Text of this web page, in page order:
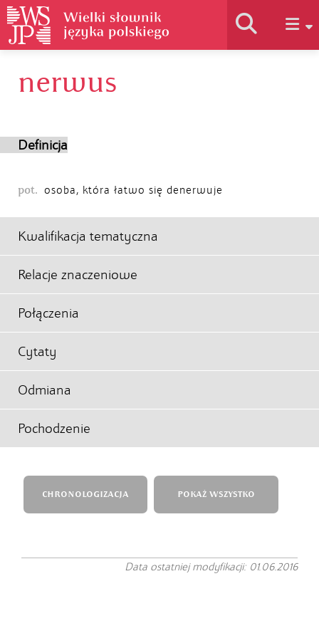
Historia słownika
nerwus
Definicja
pot. osoba, która łatwo się denerwuje
Kwalifikacja tematyczna
Relacje znaczeniowe
Połączenia
Cytaty
Odmiana
Pochodzenie
CHRONOLOGIZACJA POKAŻ WSZYSTKO
Data ostatniej modyfikacji: 01.06.2016